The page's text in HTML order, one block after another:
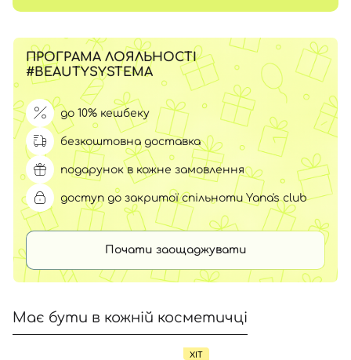
ПРОГРАМА ЛОЯЛЬНОСТІ
#BEAUTYSYSTEMA
до 10% кешбеку
безкоштовна доставка
подарунок в кожне замовлення
доступ до закритої спільноти Yana's club
Почати заощаджувати
Має бути в кожній косметичці
ХІТ